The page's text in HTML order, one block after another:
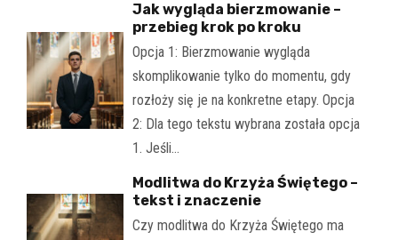
Jak wygląda bierzmowanie –
przebieg krok po kroku
Opcja 1: Bierzmowanie wygląda
skomplikowanie tylko do momentu, gdy
rozłoży się je na konkretne etapy. Opcja
2: Dla tego tekstu wybrana została opcja
1. Jeśli…
Modlitwa do Krzyża Świętego –
tekst i znaczenie
Czy modlitwa do Krzyża Świętego ma